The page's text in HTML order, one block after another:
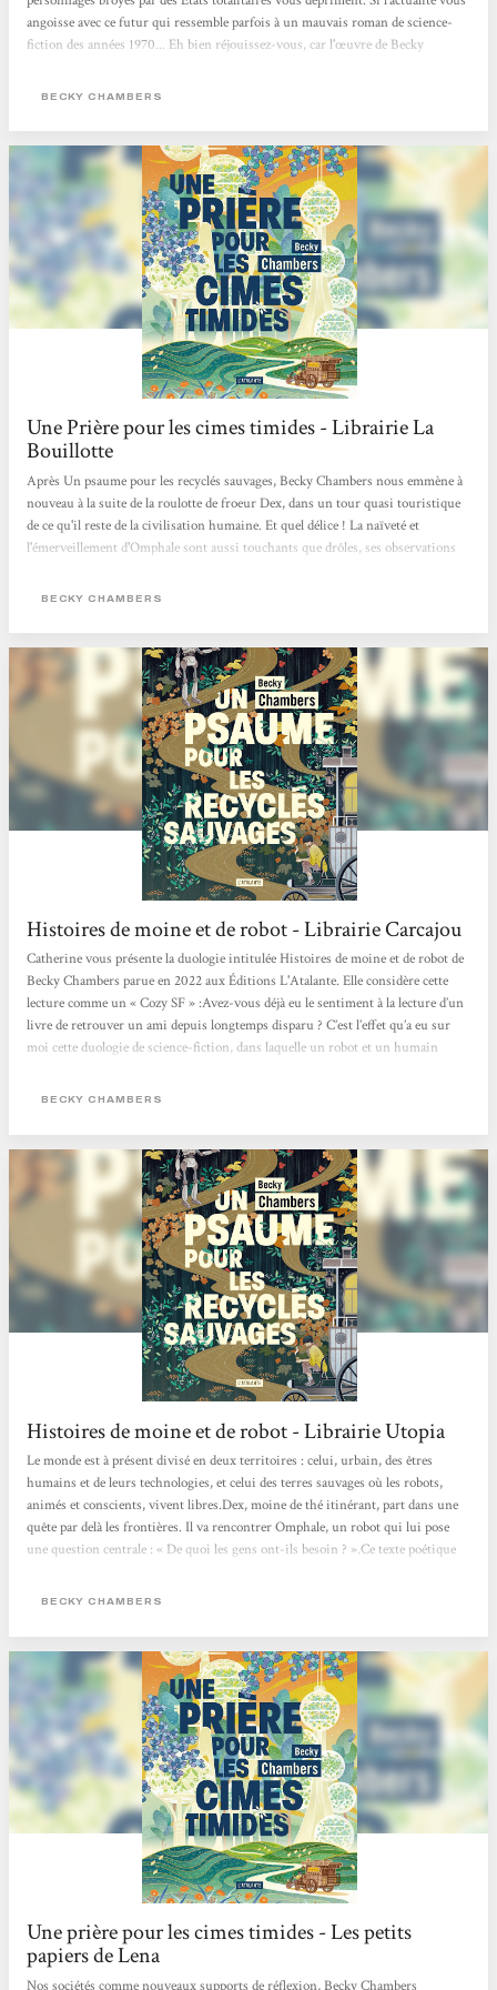
angoisse avec ce futur qui ressemble parfois à un mauvais roman de science-
fiction des années 1970... Eh bien réjouissez-vous, car l'œuvre de Becky
engouement. Chez elle, pas de zombies comme dans The Walking Dead, ni
BECKY CHAMBERS
Une Prière pour les cimes timides - Librairie La
Bouillotte
Après Un psaume pour les recyclés sauvages, Becky Chambers nous emmène à
nouveau à la suite de la roulotte de froeur Dex, dans un tour quasi touristique
de ce qu'il reste de la civilisation humaine. Et quel délice ! La naïveté et
l'émerveillement d'Omphale sont aussi touchants que drôles, ses observations
ceux de Dex, toujours à la recherche de son propre chemin.C'est une belle
sans nier nos zones d'ombre....
BECKY CHAMBERS
Histoires de moine et de robot - Librairie Carcajou
Catherine vous présente la duologie intitulée Histoires de moine et de robot de
Becky Chambers parue en 2022 aux Éditions L'Atalante. Elle considère cette
lecture comme un « Cozy SF » :Avez-vous déjà eu le sentiment à la lecture d’un
livre de retrouver un ami depuis longtemps disparu ? C’est l’effet qu’a eu sur
moi cette duologie de science-fiction, dans laquelle un robot et un humain
amitié poignante nait et s’approfondie, alors que se dévoile la beauté de l’univers
BECKY CHAMBERS
Histoires de moine et de robot - Librairie Utopia
Le monde est à présent divisé en deux territoires : celui, urbain, des êtres
humains et de leurs technologies, et celui des terres sauvages où les robots,
animés et conscients, vivent libres.Dex, moine de thé itinérant, part dans une
quête par delà les frontières. Il va rencontrer Omphale, un robot qui lui pose
une question centrale : « De quoi les gens ont-ils besoin ? ».Ce texte poétique
récit d’amitié et de quête de soi, qui imagine des relations apaisées entre
BECKY CHAMBERS
Une prière pour les cimes timides - Les petits
papiers de Lena
Nos sociétés comme nouveaux supports de réflexion, Becky Chambers